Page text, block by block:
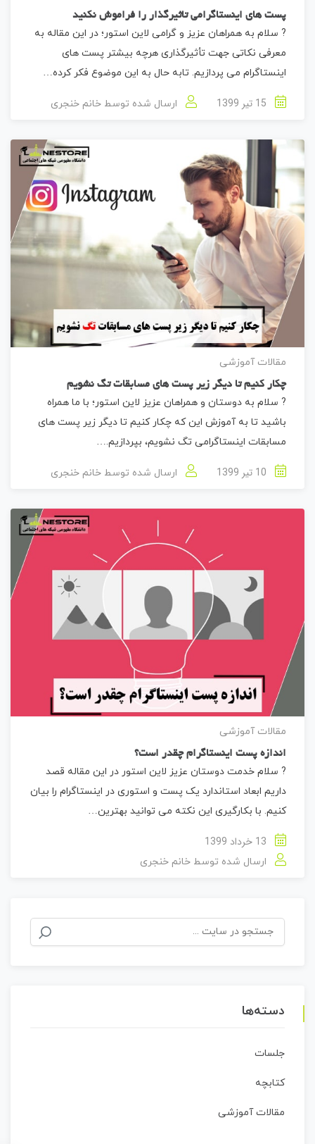
پست های اینستاگرامی تاثیرگذار را فراموش نکنید
? سلام به همراهان عزیز و گرامی لاین استور؛ در این مقاله به
معرفی نکاتی جهت تأثیرگذاری هرچه بیشتر پست های
اینستاگرام می پردازیم. تابه حال به این موضوع فکر کرده…
ارسال شده توسط خانم خنجری
مقالات آموزشی
چکار کنیم تا دیگر زیر پست های مسابقات تگ نشویم
? سلام به دوستان و همراهان عزیز لاین استور؛ با ما همراه
باشید تا به آموزش این که چکار کنیم تا دیگر زیر پست های
مسابقات اینستاگرامی تگ نشویم، بپردازیم.…
ارسال شده توسط خانم خنجری
مقالات آموزشی
اندازه پست اینستاگرام چقدر است؟
? سلام خدمت دوستان عزیز لاین استور در این مقاله قصد
داریم ابعاد استاندارد یک پست و استوری در اینستاگرام را بیان
کنیم. با بکارگیری این نکته می توانید بهترین…
ارسال شده توسط خانم خنجری
جستجو
برای:
دسته‌ها
جلسات
کتابچه
مقالات آموزشی